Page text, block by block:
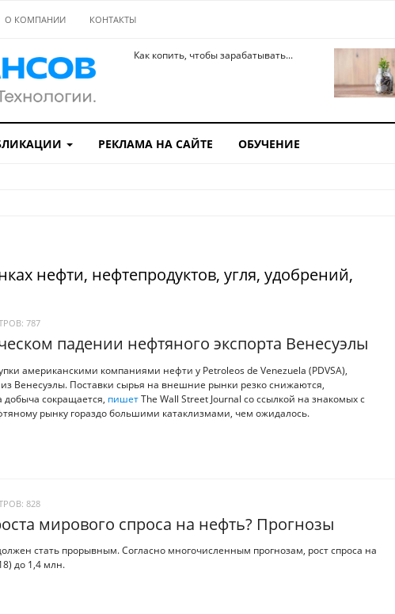
О КОМПАНИИ КОНТАКТЫ
Как копить, чтобы зарабатывать...
РЕКЛАМА НА САЙТЕ ОБУЧЕНИЕ
нефти, нефтепродуктов, угля, удобрений,
787
падении нефтяного экспорта Венесуэлы
американскими компаниями нефти у Petroleos de Venezuela (PDVSA),
Венесуэлы. Поставки сырья на внешние рынки резко снижаются,
сокращается, пишетThe Wall Street Journal со ссылкой на знакомых с
рынку гораздо большими катаклизмами, чем ожидалось.
828
мирового спроса на нефть? Прогнозы
стать прорывным. Согласно многочисленным прогнозам, рост спроса на
до 1,4 млн.